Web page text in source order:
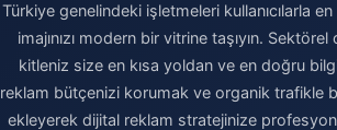
Türkiye genelindeki işletmeleri kullanıcılarla
imajınızı modern bir vitrine taşıyın.
kitleniz size en kısa yoldan ve en doğru
reklam bütçenizi korumak ve organik trafikle
ekleyerek dijital reklam stratejinize